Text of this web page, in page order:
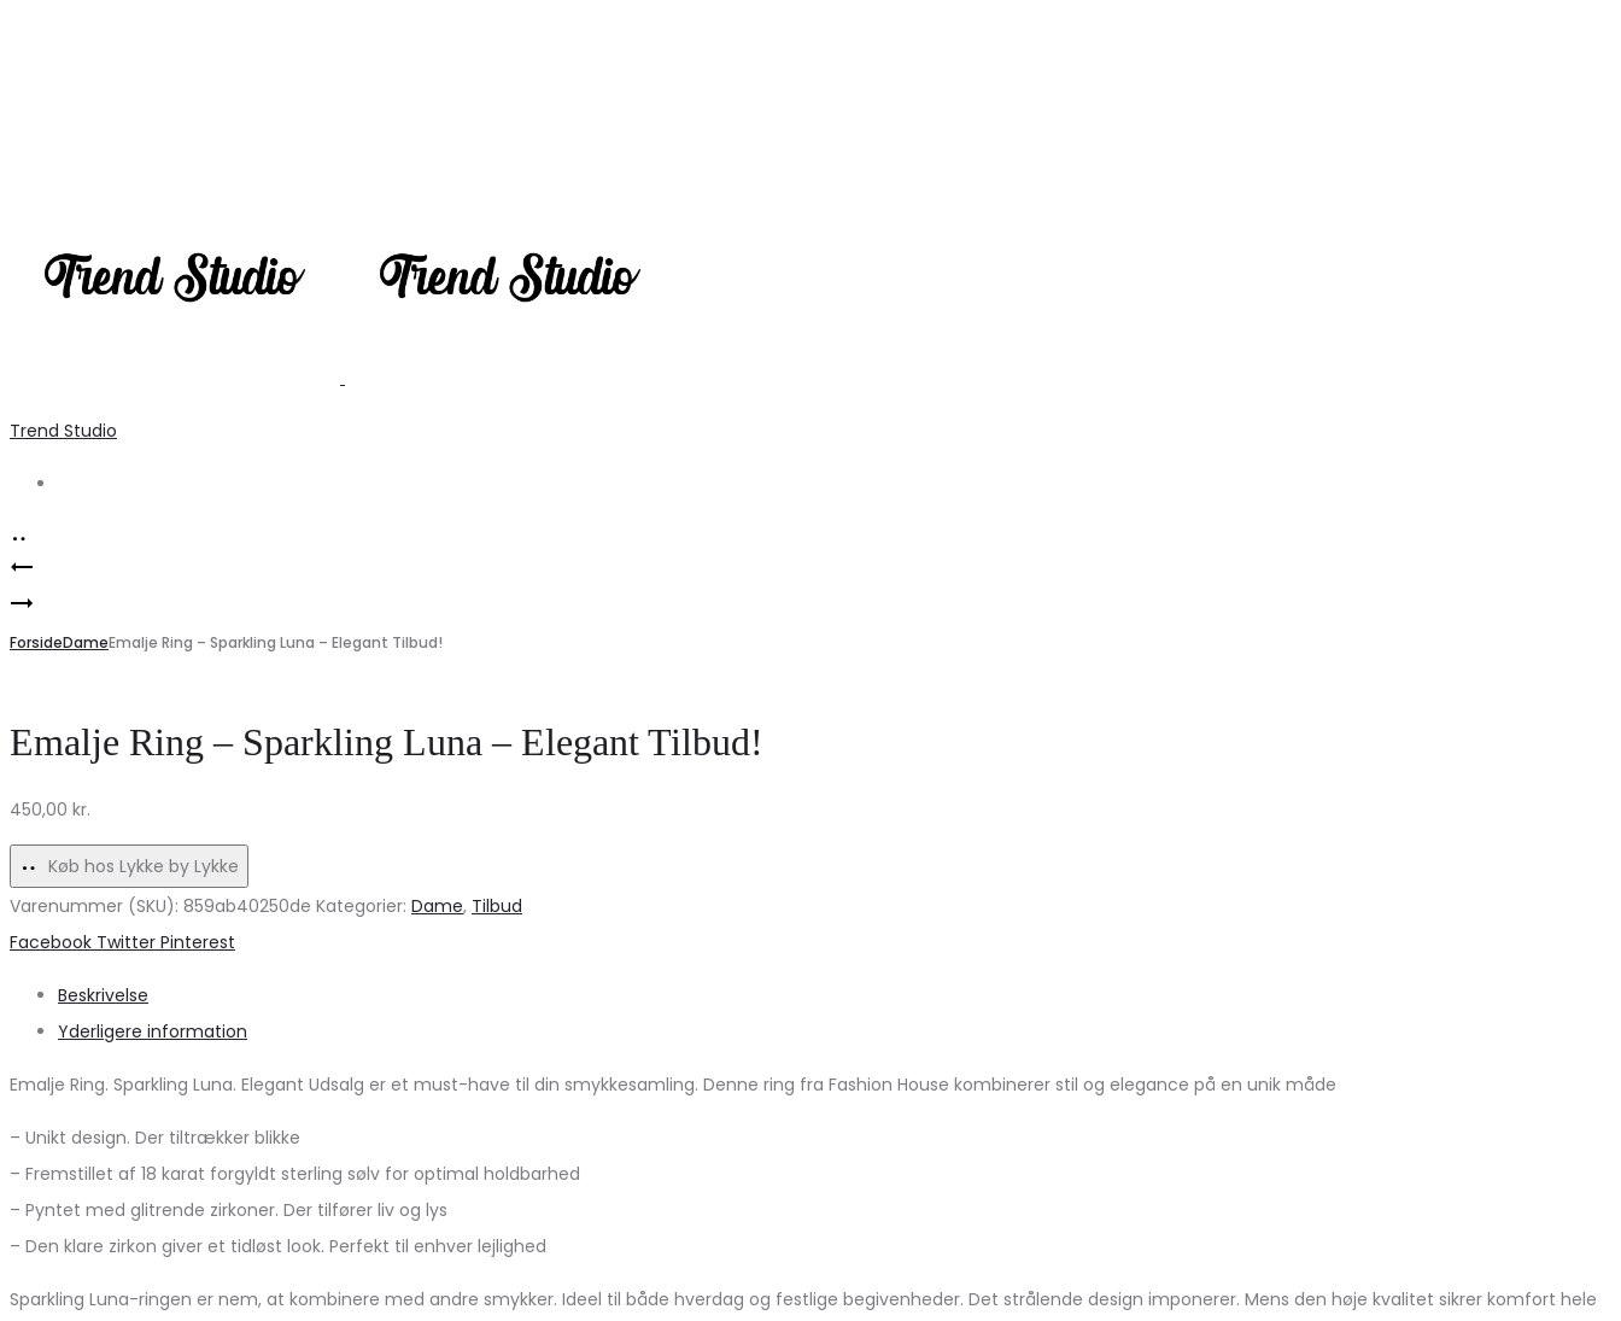
Trend Studio
Product
navigation
Windy
Uundgåeligt
Design
Noella
Liana
Creme/Sorte
Tilbud!
ForsideDameEmalje Ring – Sparkling Luna – Elegant Tilbud!
Emalje Ring – Sparkling Luna – Elegant Tilbud!
450,00 kr.
Køb hos Lykke by Lykke
Varenummer (SKU): 859ab40250de Kategorier: Dame, Tilbud
Share
Facebook Twitter Pinterest
Beskrivelse
Yderligere information
Emalje Ring. Sparkling Luna. Elegant Udsalg er et must-have til din smykkesamling. Denne ring fra Fashion House kombinerer stil og elegance på en unik måde
– Unikt design. Der tiltrækker blikke
– Fremstillet af 18 karat forgyldt sterling sølv for optimal holdbarhed
– Pyntet med glitrende zirkoner. Der tilfører liv og lys
– Den klare zirkon giver et tidløst look. Perfekt til enhver lejlighed
Sparkling Luna-ringen er nem, at kombinere med andre smykker. Ideel til både hverdag og festlige begivenheder. Det strålende design imponerer. Mens den høje kvalitet sikrer komfort hele